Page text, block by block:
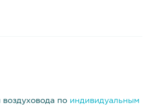
по индивидуальным